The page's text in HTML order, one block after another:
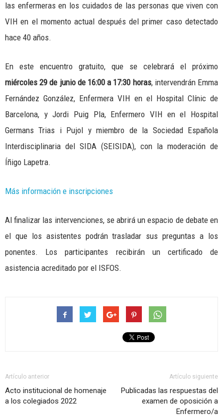
las enfermeras en los cuidados de las personas que viven con
VIH en el momento actual después del primer caso detectado
hace 40 años.
En este encuentro gratuito, que se celebrará el próximo
miércoles 29 de junio de 16:00 a 17:30 horas, intervendrán Emma
Fernández González, Enfermera VIH en el Hospital Clínic de
Barcelona, y Jordi Puig Pla, Enfermero VIH en el Hospital
Germans Trias i Pujol y miembro de la Sociedad Española
Interdisciplinaria del SIDA (SEISIDA), con la moderación de
Íñigo Lapetra.
Más información e inscripciones
Al finalizar las intervenciones, se abrirá un espacio de debate en
el que los asistentes podrán trasladar sus preguntas a los
ponentes. Los participantes recibirán un certificado de
asistencia acreditado por el ISFOS.
Artículo anterior
Acto institucional de homenaje
a los colegiados 2022
Artículo siguiente
Publicadas las respuestas del
examen de oposición a
Enfermero/a